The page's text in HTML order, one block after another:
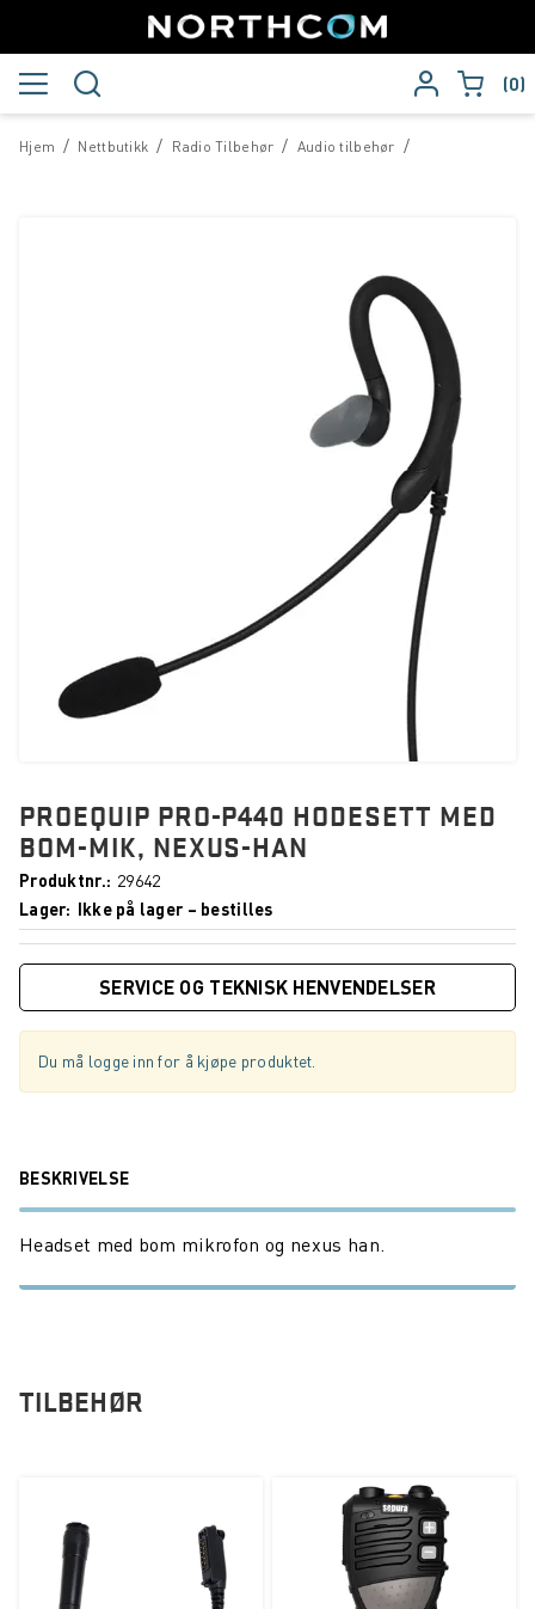
0
/
Hjem /
Nettbutikk /
Radio Tilbehør /
Audio tilbehør
PROEQUIP PRO-P440 HODESETT MED
BOM-MIK, NEXUS-HAN
Produktnr.
29642
Lager
Ikke på lager – bestilles
SERVICE OG TEKNISK HENVENDELSER
Du må logge inn for å kjøpe produktet.
BESKRIVELSE
Headset med bom mikrofon og nexus han.
TILBEHØR